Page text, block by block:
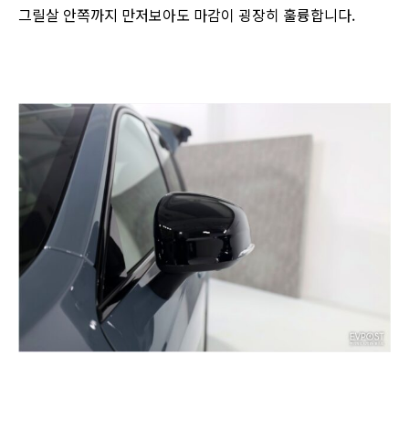
그릴살 안쪽까지 만저보아도 마감이 굉장히 훌륭합니다.